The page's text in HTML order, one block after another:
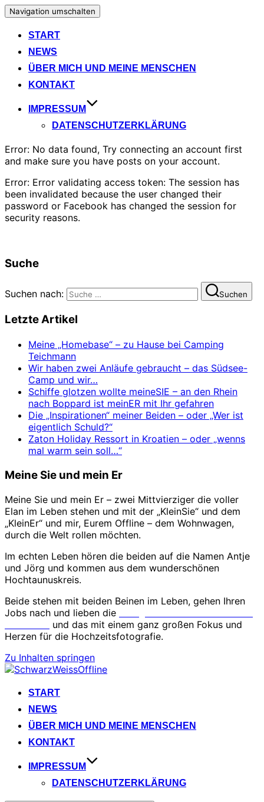
Navigation umschalten
START
NEWS
ÜBER MICH UND MEINE MENSCHEN
KONTAKT
IMPRESSUM
DATENSCHUTZERKLÄRUNG
Error: No data found, Try connecting an account first
and make sure you have posts on your account.
Error: Error validating access token: The session has
been invalidated because the user changed their
password or Facebook has changed the session for
security reasons.
Suche
Suchen nach: Suchen
Letzte Artikel
Meine „Homebase“ – zu Hause bei Camping
Teichmann
Wir haben zwei Anläufe gebraucht – das Südsee-
Camp und wir…
Schiffe glotzen wollte meineSIE – an den Rhein
nach Boppard ist meinER mit Ihr gefahren
Die „Inspirationen“ meiner Beiden – oder „Wer ist
eigentlich Schuld?“
Zaton Holiday Ressort in Kroatien – oder „wenns
mal warm sein soll…“
Meine Sie und mein Er
Meine Sie und mein Er – zwei Mittvierziger die voller
Elan im Leben stehen und mit der „KleinSie“ und dem
„KleinEr“ und mir, Eurem Offline – dem Wohnwagen,
durch die Welt rollen möchten.
Im echten Leben hören die beiden auf die Namen Antje
und Jörg und kommen aus dem wunderschönen
Hochtaunuskreis.
Beide stehen mit beiden Beinen im Leben, gehen Ihren
Jobs nach und lieben die
und das mit einem ganz großen Fokus und
Herzen für die Hochzeitsfotografie.
Zu Inhalten springen
START
NEWS
ÜBER MICH UND MEINE MENSCHEN
KONTAKT
IMPRESSUM
DATENSCHUTZERKLÄRUNG